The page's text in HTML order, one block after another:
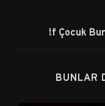
!f Çocuk
BUNLAR